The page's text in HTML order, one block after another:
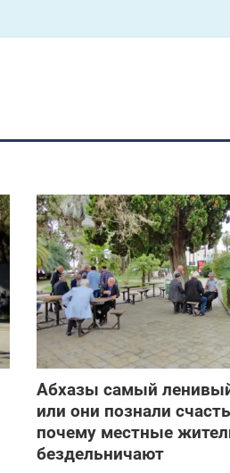
Абхазы самый
или они познали
почему местные
бездельничают